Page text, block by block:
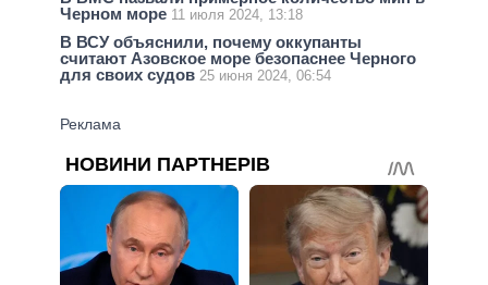
Черном море 11 июля 2024, 13:18
В ВСУ объяснили, почему оккупанты
считают Азовское море безопаснее Черного
для своих судов 25 июня 2024, 06:54